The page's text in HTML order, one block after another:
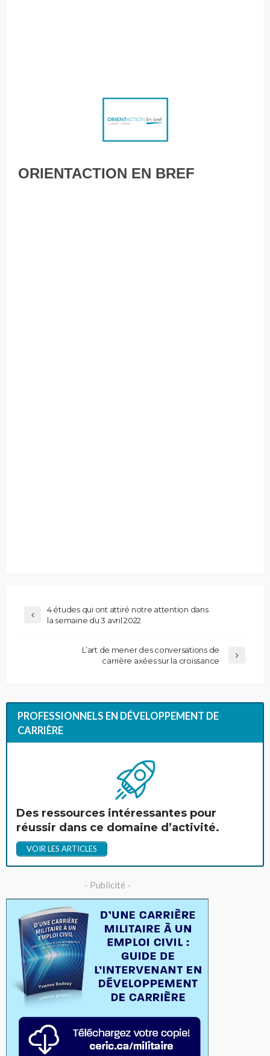
ORIENTACTION EN BREF
4 études qui ont attiré notre attention dans
la semaine du 3 avril 2022
L’art de mener des conversations de
carrière axées sur la croissance
PROFESSIONNELS EN DÉVELOPPEMENT DE
CARRIÈRE
Des ressources intéressantes pour
réussir dans ce domaine d’activité.
VOIR LES ARTICLES
- Publicité -